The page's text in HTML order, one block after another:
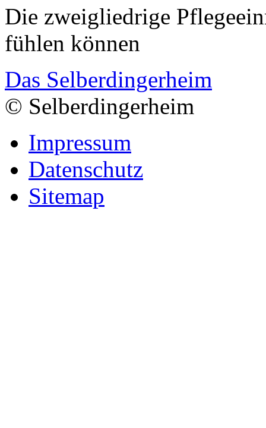
Die zweigliedrige
fühlen können
Das Selberdingerheim
© Selberdingerheim
Impressum
Datenschutz
Sitemap